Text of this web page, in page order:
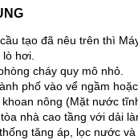
tạo đã nêu trên thì
lò hơi.
cháy quy mô nhỏ.
phố vào vể ngầm
nông (Mặt nước
nhà cao tầng với dải
tăng áp, lọc nước